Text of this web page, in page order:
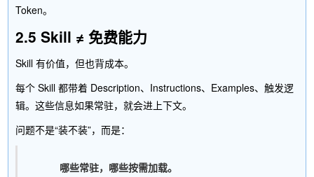
Token。
2.5 Skill ≠ 免费能力
Skill 有价值，但也背成本。
每个 Skill 都带着 Description、Instructions、Examples、触发逻
辑。这些信息如果常驻，就会进上下文。
问题不是“装不装”，而是：
哪些常驻，哪些按需加载。